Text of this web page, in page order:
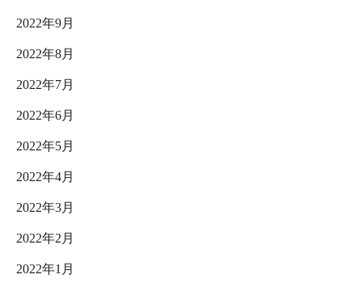
2022年9月
2022年8月
2022年7月
2022年6月
2022年5月
2022年4月
2022年3月
2022年2月
2022年1月